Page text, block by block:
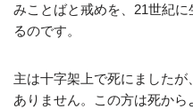
みことばと戒めを、21世紀
るのです。
主は十字架上で死にました
ありません。この方は死か